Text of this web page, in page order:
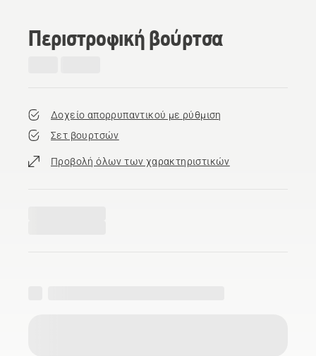
Περιστροφική βούρτσα
Δοχείο απορρυπαντικού με ρύθμιση
Σετ βουρτσών
Προβολή όλων των χαρακτηριστικών